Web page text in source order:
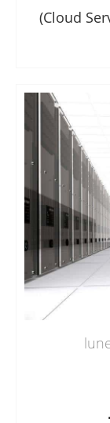
(Cloud